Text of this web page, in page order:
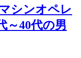
シンオペレ
～40代の男